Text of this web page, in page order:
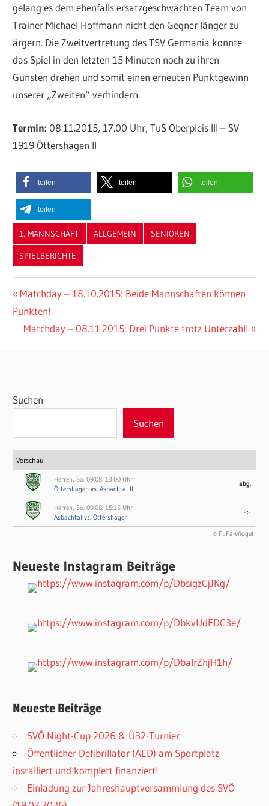
gelang es dem ebenfalls ersatzgeschwächten Team von
Trainer Michael Hoffmann nicht den Gegner länger zu
ärgern. Die Zweitvertretung des TSV Germania konnte
das Spiel in den letzten 15 Minuten noch zu ihren
Gunsten drehen und somit einen erneuten Punktgewinn
unserer „Zweiten“ verhindern.
Termin: 08.11.2015, 17.00 Uhr, TuS Oberpleis III – SV
1919 Öttershagen II
teilen teilen teilen
teilen
1. MANNSCHAFT ALLGEMEIN SENIOREN
SPIELBERICHTE
Beitragsnavigation
Vorheriger
Beitrag:
Matchday – 18.10.2015: Beide Mannschaften können
Punkten!
Nächster
Matchday – 08.11.2015: Drei Punkte trotz Unterzahl!
Suchen
Suchen
Vorschau
Herren, So. 09.08. 13:00 Uhr
Öttershagenvs.Asbachtal II
abg.
Herren, So. 09.08. 15:15 Uhr
Asbachtal vs.Öttershagen
-:-
© FuPa-Widget
Neueste Instagram Beiträge
Neueste Beiträge
SVÖ Night-Cup 2026 & Ü32-Turnier
Öffentlicher Defibrillator (AED) am Sportplatz
installiert und komplett finanziert!
Einladung zur Jahreshauptversammlung des SVÖ